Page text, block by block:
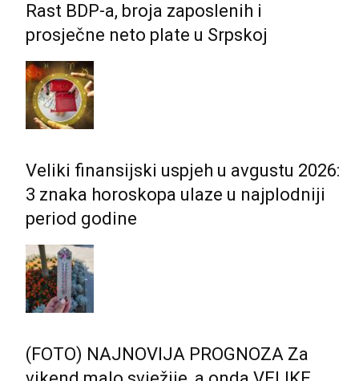
Rast BDP-a, broja zaposlenih i
prosječne neto plate u Srpskoj
Veliki finansijski uspjeh u avgustu 2026:
3 znaka horoskopa ulaze u najplodniji
period godine
(FOTO) NAJNOVIJA PROGNOZA Za